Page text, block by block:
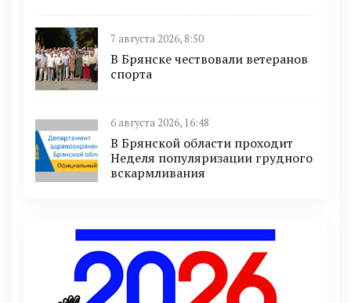
7 августа 2026, 8:50
В Брянске чествовали ветеранов
спорта
6 августа 2026, 16:48
В Брянской области проходит
Неделя популяризации грудного
вскармливания